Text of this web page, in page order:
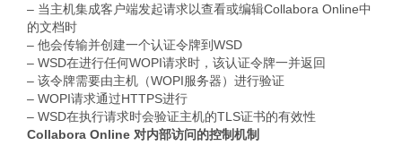
– 当主机集成客户端发起请求以查看或编辑Collabora Online中
的文档时
– 他会传输并创建一个认证令牌到WSD
– WSD在进行任何WOPI请求时，该认证令牌一并返回
– 该令牌需要由主机（WOPI服务器）进行验证
– WOPI请求通过HTTPS进行
– WSD在执行请求时会验证主机的TLS证书的有效性
Collabora Online 对内部访问的控制机制